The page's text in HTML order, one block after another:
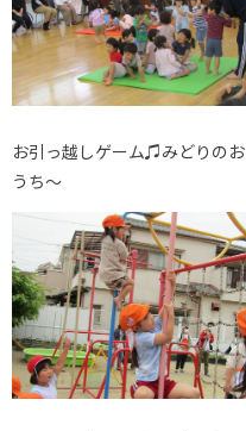
お引っ越しゲーム♫みどりのお
うち～